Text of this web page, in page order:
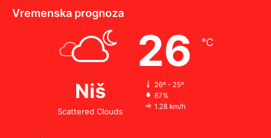
Vremenska prognoza
Niš
Scattered Clouds
26 ℃
26º - 25º
67%
1.28 km/h